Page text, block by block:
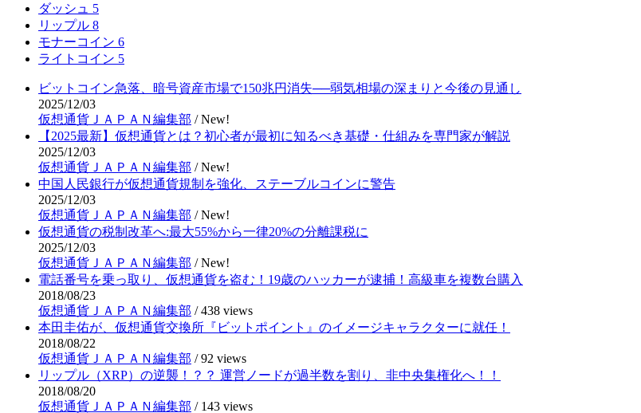
ダッシュ 5
リップル 8
モナーコイン 6
ライトコイン 5
ビットコイン急落、暗号資産市場で150兆円消失──弱気相場の深まりと今後の見通し
2025/12/03
仮想通貨ＪＡＰＡＮ編集部 /New!
【2025最新】仮想通貨とは？初心者が最初に知るべき基礎・仕組みを専門家が解説
2025/12/03
仮想通貨ＪＡＰＡＮ編集部 /New!
中国人民銀行が仮想通貨規制を強化、ステーブルコインに警告
2025/12/03
仮想通貨ＪＡＰＡＮ編集部 /New!
仮想通貨の税制改革へ:最大55%から一律20%の分離課税に
2025/12/03
仮想通貨ＪＡＰＡＮ編集部 /New!
電話番号を乗っ取り、仮想通貨を盗む！19歳のハッカーが逮捕！高級車を複数台購入
2018/08/23
仮想通貨ＪＡＰＡＮ編集部 /438 views
本田圭佑が、仮想通貨交換所『ビットポイント』のイメージキャラクターに就任！
2018/08/22
仮想通貨ＪＡＰＡＮ編集部 /92 views
リップル（XRP）の逆襲！？？ 運営ノードが過半数を割り、非中央集権化へ！！
2018/08/20
仮想通貨ＪＡＰＡＮ編集部 / 143 views